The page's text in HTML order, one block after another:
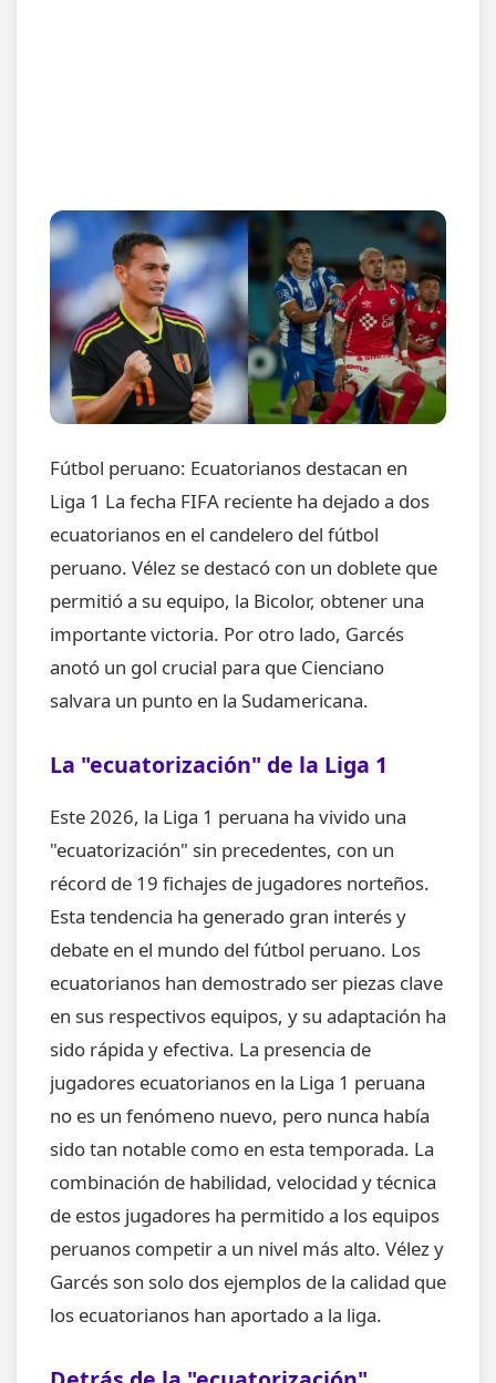
Fútbol peruano: Ecuatorianos destacan en
Liga 1 La fecha FIFA reciente ha dejado a dos
ecuatorianos en el candelero del fútbol
peruano. Vélez se destacó con un doblete que
permitió a su equipo, la Bicolor, obtener una
importante victoria. Por otro lado, Garcés
anotó un gol crucial para que Cienciano
salvara un punto en la Sudamericana.
La "ecuatorización" de la Liga 1
Este 2026, la Liga 1 peruana ha vivido una
"ecuatorización" sin precedentes, con un
récord de 19 fichajes de jugadores norteños.
Esta tendencia ha generado gran interés y
debate en el mundo del fútbol peruano. Los
ecuatorianos han demostrado ser piezas clave
en sus respectivos equipos, y su adaptación ha
sido rápida y efectiva. La presencia de
jugadores ecuatorianos en la Liga 1 peruana
no es un fenómeno nuevo, pero nunca había
sido tan notable como en esta temporada. La
combinación de habilidad, velocidad y técnica
de estos jugadores ha permitido a los equipos
peruanos competir a un nivel más alto. Vélez y
Garcés son solo dos ejemplos de la calidad que
los ecuatorianos han aportado a la liga.